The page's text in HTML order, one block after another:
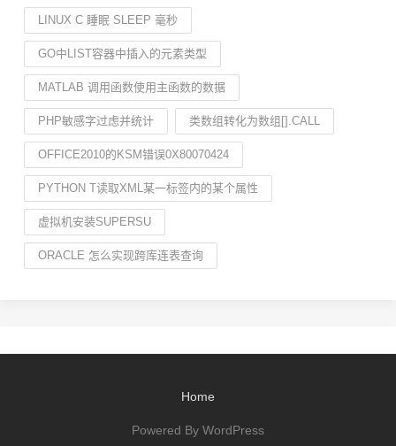
LINUX C 睡眠 SLEEP 毫秒
GO中LIST容器中插入的元素类型
MATLAB 调用函数使用主函数的数据
PHP敏感字过虑并统计 类数组转化为数组[].CALL
OFFICE2010的KSM错误0X80070424
PYTHON T读取XML某一标签内的某个属性
虚拟机安装SUPERSU
ORACLE 怎么实现跨库连表查询
Home
Powered By WordPress